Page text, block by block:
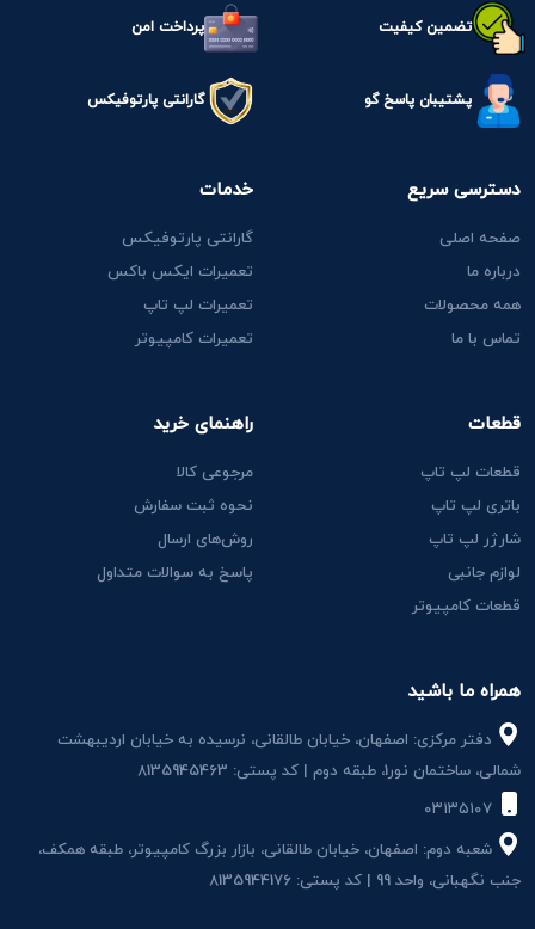
تضمین کیفیت پرداخت امن
پشتیبان پاسخ گو گارانتی پارتوفیکس
همراه ما باشید
دفتر مرکزی: اصفهان، خیابان طالقانی، نرسیده به خیابان اردیبهشت
شمالی، ساختمان نور1، طبقه دوم | کد پستی: 8135945463
شعبه دوم: اصفهان، خیابان طالقانی، بازار بزرگ کامپیوتر، طبقه همکف،
جنب نگهبانی، واحد 99 | کد پستی: 8135944176
دسترسی سریع
صفحه اصلی
درباره ما
همه محصولات
تماس با ما
قطعات
قطعات لپ تاپ
باتری لپ تاپ
شارژر لپ تاپ
لوازم جانبی
قطعات کامپیوتر
خدمات
گارانتی پارتوفیکس
تعمیرات ایکس باکس
تعمیرات لپ تاپ
تعمیرات کامپیوتر
راهنمای خرید
مرجوعی کالا
نحوه ثبت سفارش
روش‌های ارسال
پاسخ به سوالات متداول